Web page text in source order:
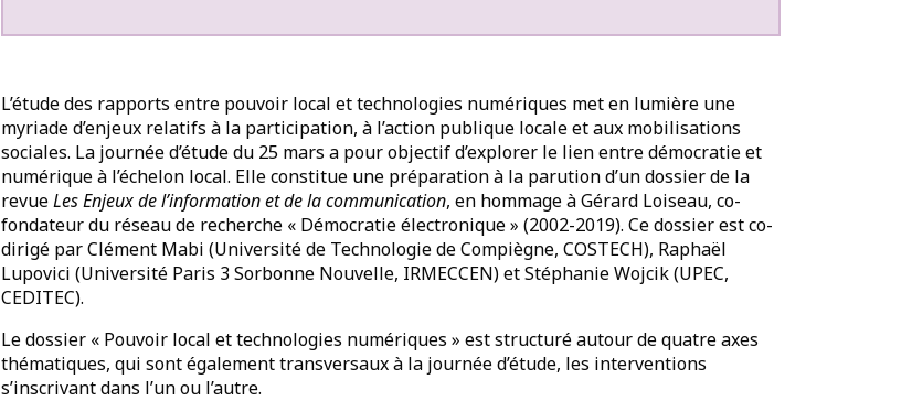
L’étude des rapports entre pouvoir local et technologies numériques met en lumière une
myriade d’enjeux relatifs à la participation, à l’action publique locale et aux mobilisations
sociales. La journée d’étude du 25 mars a pour objectif d’explorer le lien entre démocratie et
numérique à l’échelon local. Elle constitue une préparation à la parution d’un dossier de la
revueLes Enjeux de l’information et de la communication, en hommage à Gérard Loiseau, co-
fondateur du réseau de recherche « Démocratie électronique » (2002-2019). Ce dossier est co-
dirigé par Clément Mabi (Université de Technologie de Compiègne, COSTECH), Raphaël
Lupovici (Université Paris 3 Sorbonne Nouvelle, IRMECCEN) et Stéphanie Wojcik (UPEC,
CEDITEC).
Le dossier « Pouvoir local et technologies numériques » est structuré autour de quatre axes
thématiques, qui sont également transversaux à la journée d’étude, les interventions
s’inscrivant dans l’un ou l’autre.